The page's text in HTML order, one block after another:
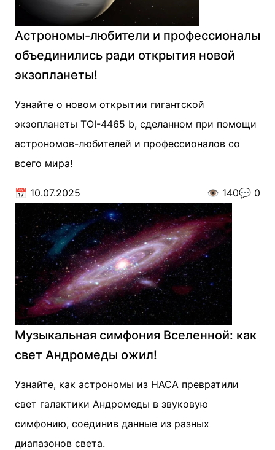
Астрономы-любители и профессионалы
объединились ради открытия новой
экзопланеты!
Узнайте о новом открытии гигантской
экзопланеты TOI-4465 b, сделанном при помощи
астрономов-любителей и профессионалов со
всего мира!
📅 10.07.2025 👁️ 140💬 0
Музыкальная симфония Вселенной: как
свет Андромеды ожил!
Узнайте, как астрономы из НАСА превратили
свет галактики Андромеды в звуковую
симфонию, соединив данные из разных
диапазонов света.